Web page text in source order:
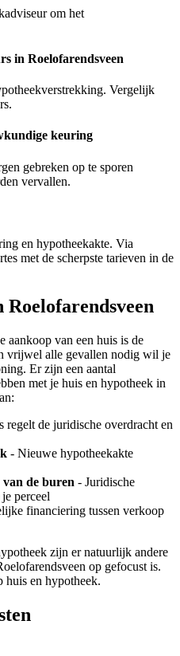
om het
in Roelofarendsveen
Vergelijk
keuring
gebreken op te sporen
vervallen.
en hypotheekakte. Via
met de scherpste tarieven in de
aankoop van een huis is de
vrijwel alle gevallen nodig wil je
Er zijn een aantal
met je huis en hypotheek in
regelt de juridische overdracht en
- Nieuwe hypotheekakte
de buren - Juridische
perceel
financiering tussen verkoop
zijn er natuurlijk andere
op gefocust is.
en hypotheek.